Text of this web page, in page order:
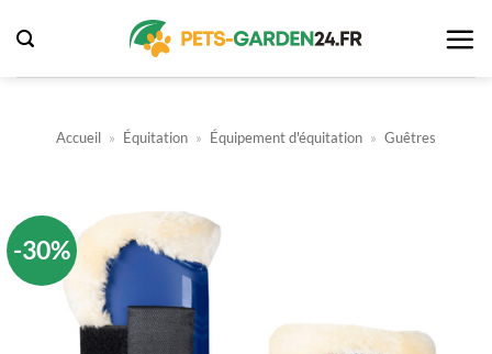
au
contenu
Accueil » Équitation » Équipement d'équitation » Guêtres
-30%